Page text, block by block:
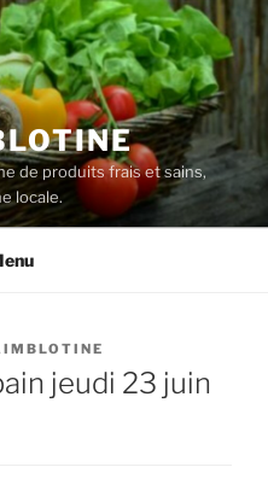
de produits frais et sains,
locale.
jeudi 23 juin